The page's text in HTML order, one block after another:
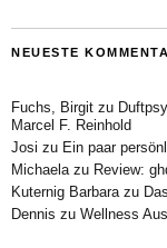
NEUESTE
Fuchs, Birgit zu
Marcel F. Reinhold
Josi zu Ein paar
Michaela zu Review:
Kuternig Barbara zu
Dennis zu Wellness